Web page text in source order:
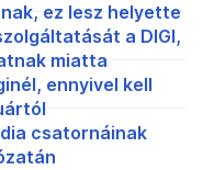
ez lesz helyette
a DIGI,
miatta
ennyivel kell
csatornáinak